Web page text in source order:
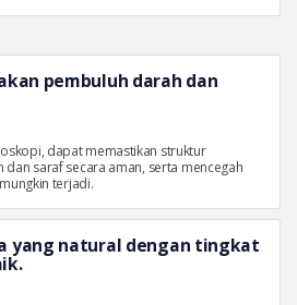
pembuluh darah dan
dapat memastikan struktur
saraf secara aman, serta mencegah
terjadi.
yang natural dengan tingkat